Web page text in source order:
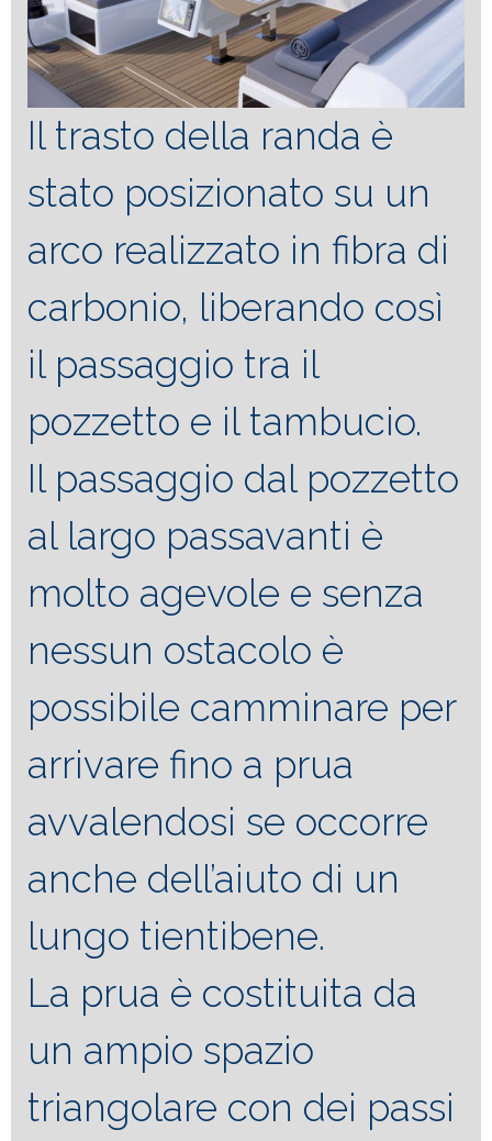
Il trasto della randa è
stato posizionato su un
arco realizzato in fibra di
carbonio, liberando così
il passaggio tra il
pozzetto e il tambucio.
Il passaggio dal pozzetto
al largo passavanti è
molto agevole e senza
nessun ostacolo è
possibile camminare per
arrivare fino a prua
avvalendosi se occorre
anche dell’aiuto di un
lungo tientibene.
La prua è costituita da
un ampio spazio
triangolare con dei passi